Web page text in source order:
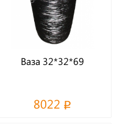
Ваза 32*32*69
8022